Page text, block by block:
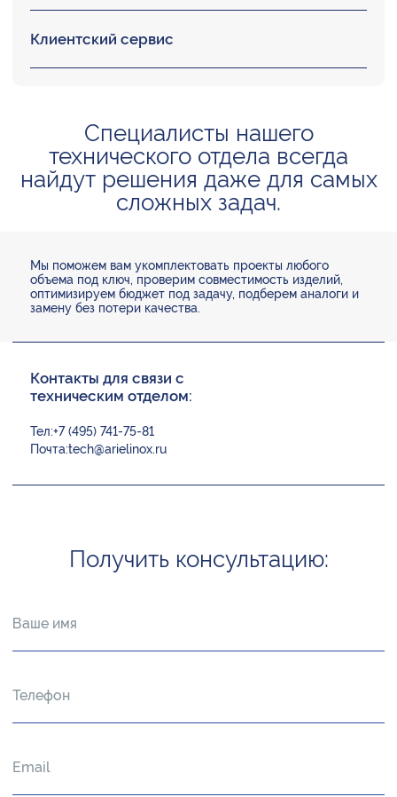
Клиентский сервис
Специалисты нашего
технического отдела всегда
найдут решения даже для самых
сложных задач.
Мы поможем вам укомплектовать проекты любого
объема под ключ, проверим совместимость изделий,
оптимизируем бюджет под задачу, подберем аналоги и
замену без потери качества.
Контакты для связи с
техническим отделом:
Тел:+7 (495) 741-75-81
Почта:tech@arielinox.ru
Получить консультацию: